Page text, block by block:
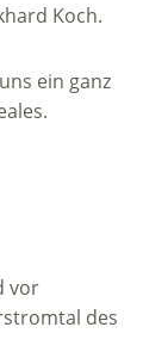
Koch.
ein ganz
vor
des